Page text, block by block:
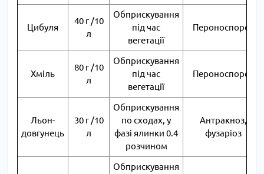
Цибуля
40 г /10
л
Обприскування
під час
вегетації
Пероноспороз
Хміль
80 г /10
л
Обприскування
під час
вегетації
Пероноспороз
Льон-
довгунець
30 г /10
л
Обприскування
по сходах, у
фазі ялинки 0.4
розчином
Антракноз,
фузаріоз
Обприскування